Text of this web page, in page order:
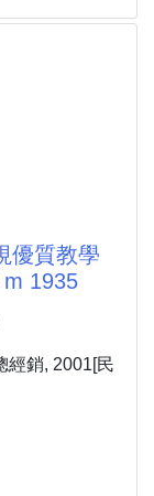
優質教學
1935
經銷, 2001[民